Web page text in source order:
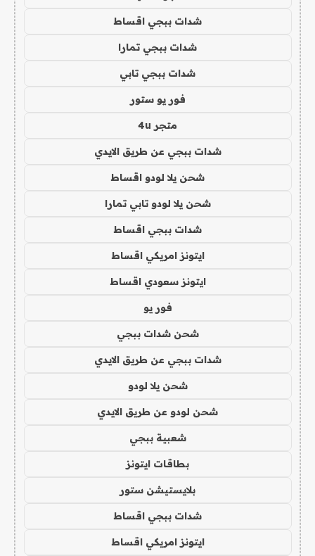
شدات ببجي اقساط
شدات ببجي تمارا
شدات ببجي تابي
فور يو ستور
متجر 4u
شدات ببجي عن طريق الايدي
شحن يلا لودو اقساط
شحن يلا لودو تابي تمارا
شدات ببجي اقساط
ايتونز امريكي اقساط
ايتونز سعودي اقساط
فور يو
شحن شدات ببجي
شدات ببجي عن طريق الايدي
شحن يلا لودو
شحن لودو عن طريق الايدي
شعبية ببجي
بطاقات ايتونز
بلايستيشن ستور
شدات ببجي اقساط
ايتونز امريكي اقساط